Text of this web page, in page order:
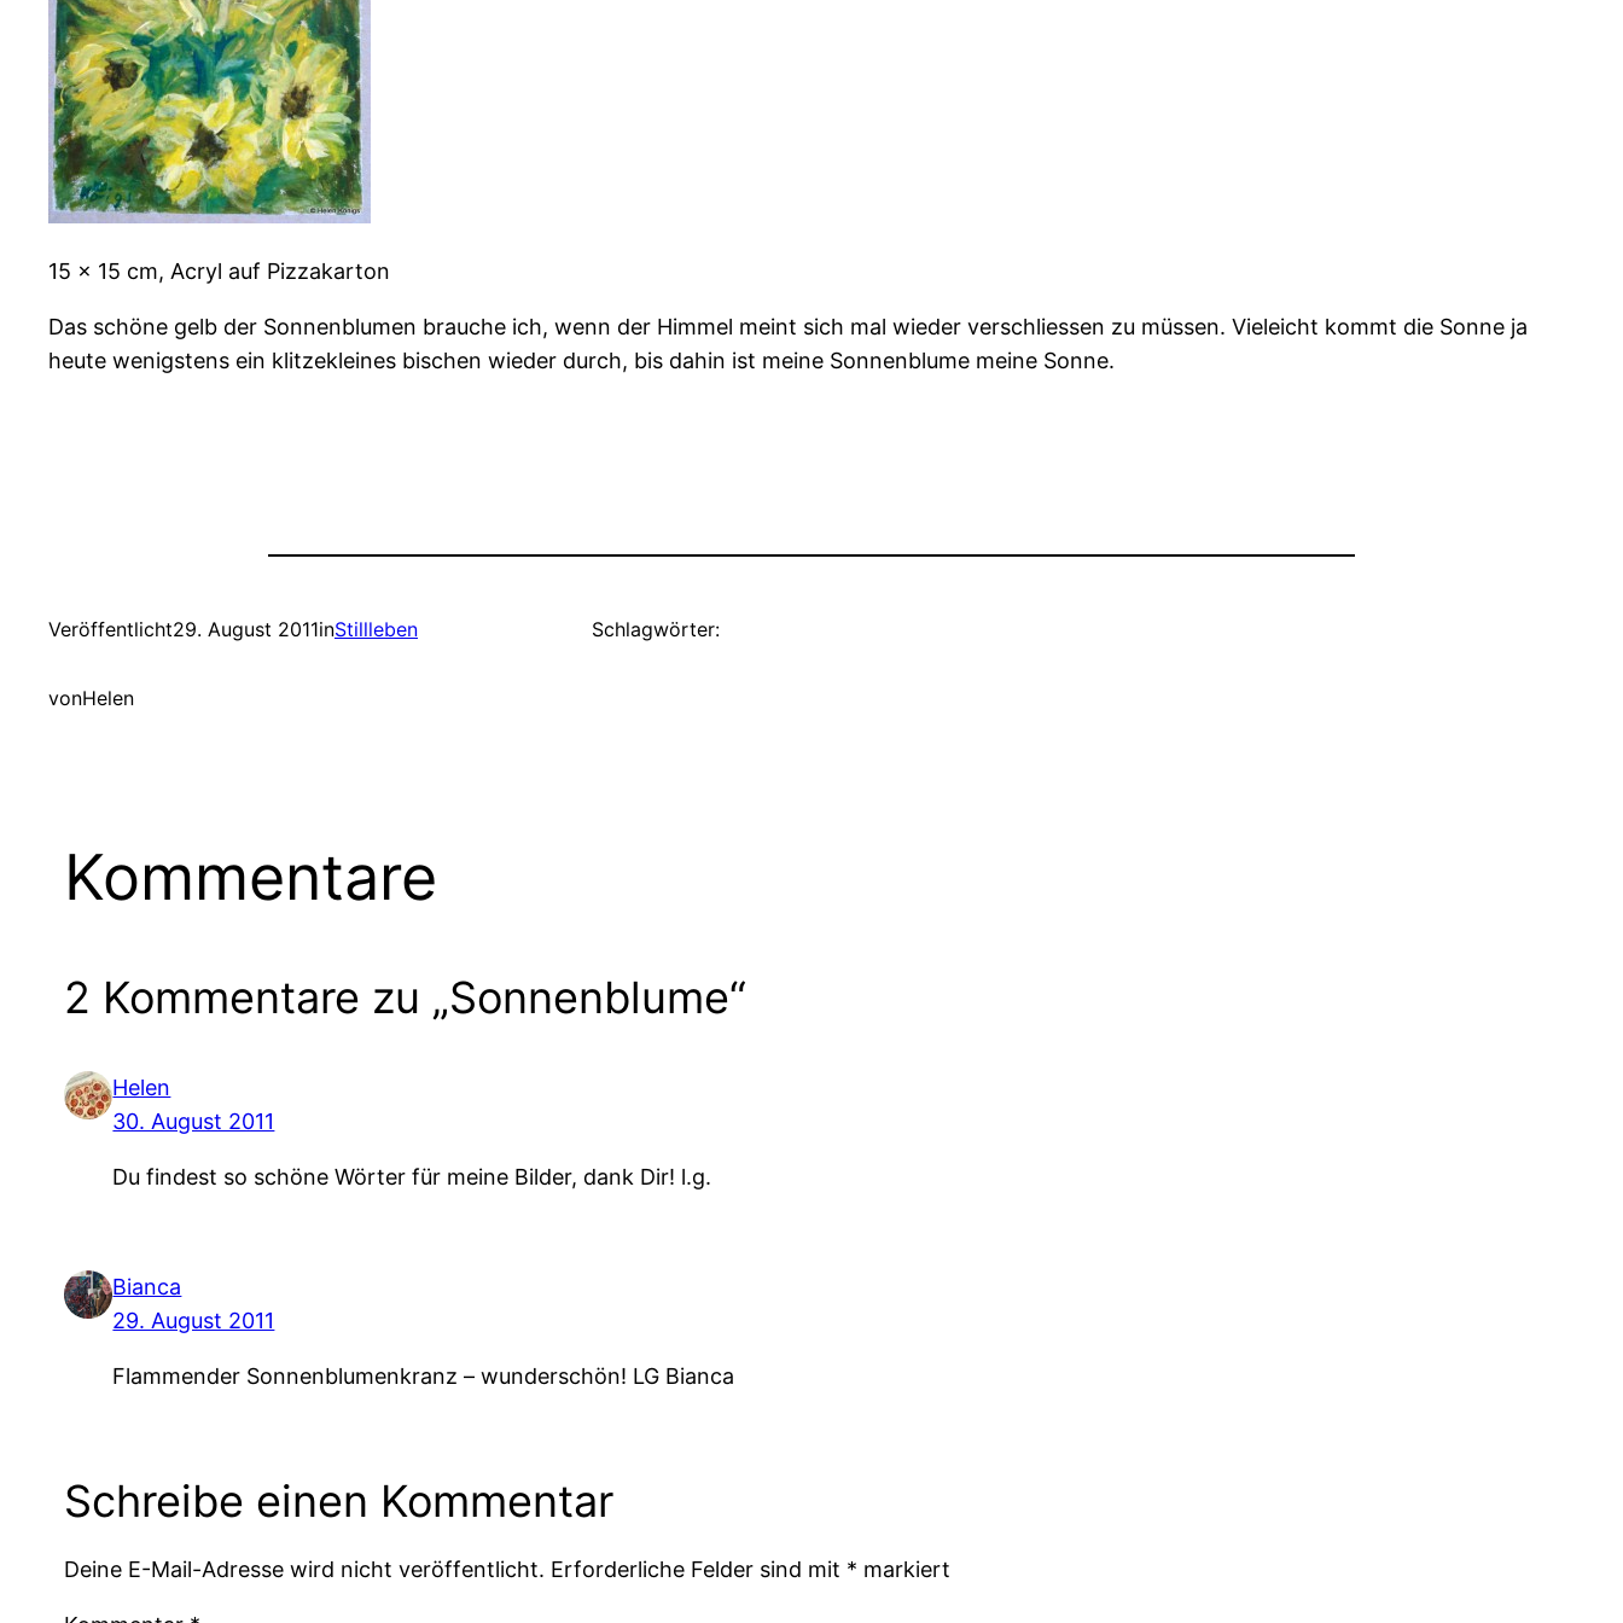
15 x 15 cm, Acryl auf Pizzakarton
Das schöne gelb der Sonnenblumen brauche ich, wenn der Himmel meint sich mal wieder verschliessen zu müssen. Vieleicht kommt die Sonne ja
heute wenigstens ein klitzekleines bischen wieder durch, bis dahin ist meine Sonnenblume meine Sonne.
Veröffentlicht29. August 2011inStillleben
vonHelen
Schlagwörter:
Kommentare
2 Kommentare zu „Sonnenblume“
Helen
30. August 2011
Du findest so schöne Wörter für meine Bilder, dank Dir! l.g.
Bianca
29. August 2011
Flammender Sonnenblumenkranz – wunderschön! LG Bianca
Schreibe einen Kommentar
Deine E-Mail-Adresse wird nicht veröffentlicht. Erforderliche Felder sind mit * markiert